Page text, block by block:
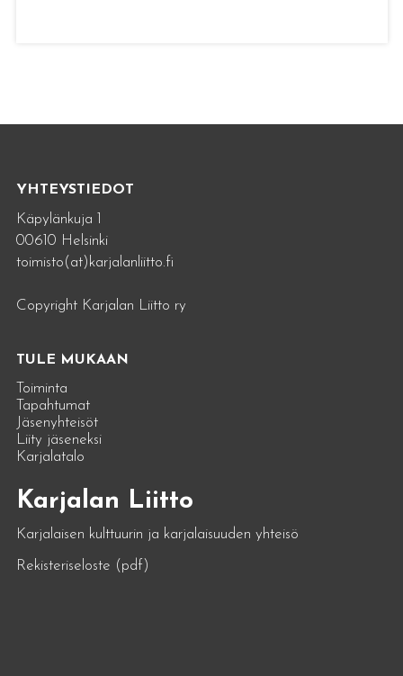
YHTEYSTIEDOT
Käpylänkuja 1
00610 Helsinki
toimisto(at)karjalanliitto.fi
Copyright Karjalan Liitto ry
TULE MUKAAN
Toiminta
Tapahtumat
Jäsenyhteisöt
Liity jäseneksi
Karjalatalo
Karjalan Liitto
Karjalaisen kulttuurin ja karjalaisuuden yhteisö
Rekisteriseloste (pdf)